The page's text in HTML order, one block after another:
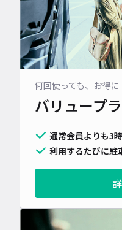
何回使っても、お得に
バリュープ
通常会員よりも3
利用するたびに駐